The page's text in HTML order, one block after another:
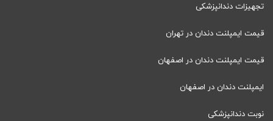
تجهیزات دندانپزشکی
قیمت ایمپلنت دندان در تهران
قیمت ایمپلنت دندان در اصفهان
ایمپلنت دندان در اصفهان
نوبت دندانپزشکی